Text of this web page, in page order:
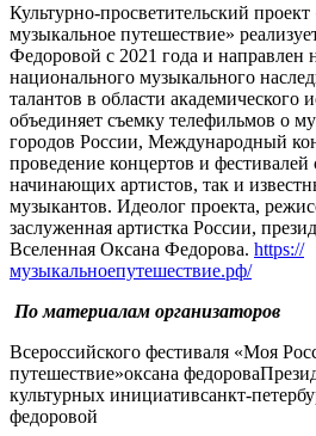
Культурно-просветительский
музыкальное путешествие»
Федоровой с 2021 года и направлен
национального музыкального
талантов в области академического
объединяет съемку телефильмов о
городов России, Международный
проведение концертов и фестивалей
начинающих артистов, так и
музыкантов. Идеолог проекта,
заслуженная артистка России,
Вселенная Оксана Федорова. https://
музыкальноепутешествие.рф/
По материалам организаторов
Всероссийского фестиваля «Моя
путешествие»оксана федорова
культурных инициативсанкт-
федоровой